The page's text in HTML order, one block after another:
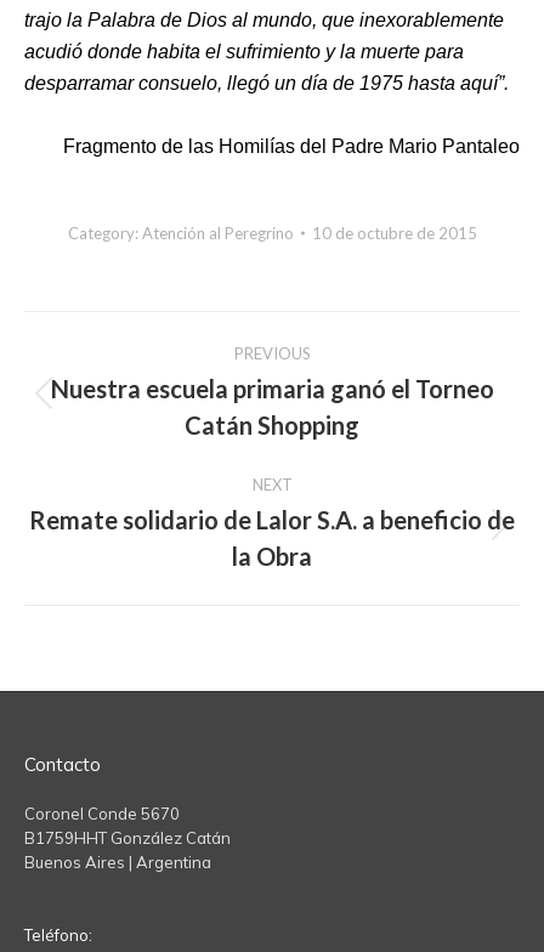
trajo la Palabra de Dios al mundo, que inexorablemente
acudió donde habita el sufrimiento y la muerte para
desparramar consuelo, llegó un día de 1975 hasta aquí”.
Fragmento de las Homilías del Padre Mario Pantaleo
Category:Atención al Peregrino 10 de octubre de 2015
navigation
PREVIOUS
Previous
post:
Nuestra escuela primaria ganó el Torneo
Catán Shopping
NEXT
Next
post:
Remate solidario de Lalor S.A. a beneficio de
la Obra
Contacto
Coronel Conde 5670
B1759HHT González Catán
Buenos Aires | Argentina
Teléfono: